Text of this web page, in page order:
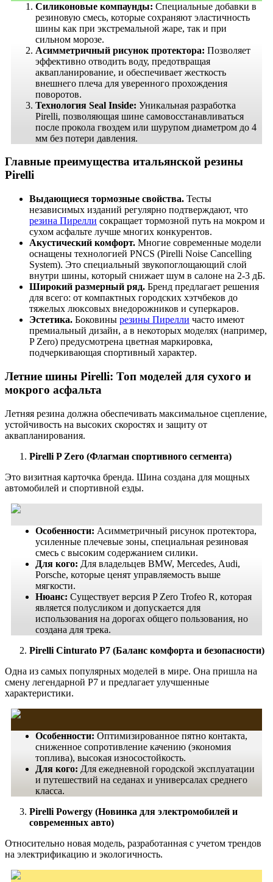
Силиконовые компаунды: Специальные добавки в
резиновую смесь, которые сохраняют эластичность
шины как при экстремальной жаре, так и при
сильном морозе.
Асимметричный рисунок протектора: Позволяет
эффективно отводить воду, предотвращая
аквапланирование, и обеспечивает жесткость
внешнего плеча для уверенного прохождения
поворотов.
Технология Seal Inside: Уникальная разработка
Pirelli, позволяющая шине самовосстанавливаться
после прокола гвоздем или шурупом диаметром до 4
мм без потери давления.
Главные преимущества итальянской резины
Pirelli
Выдающиеся тормозные свойства. Тесты
независимых изданий регулярно подтверждают, что
резина Пирелли сокращает тормозной путь на мокром и
сухом асфальте лучше многих конкурентов.
Акустический комфорт. Многие современные модели
оснащены технологией PNCS (Pirelli Noise Cancelling
System). Это специальный звукопоглощающий слой
внутри шины, который снижает шум в салоне на 2-3 дБ.
Широкий размерный ряд. Бренд предлагает решения
для всего: от компактных городских хэтчбеков до
тяжелых люксовых внедорожников и суперкаров.
Эстетика. Боковины резины Пирелли часто имеют
премиальный дизайн, а в некоторых моделях (например,
P Zero) предусмотрена цветная маркировка,
подчеркивающая спортивный характер.
Летние шины Pirelli: Топ моделей для сухого и
мокрого асфальта
Летняя резина должна обеспечивать максимальное сцепление,
устойчивость на высоких скоростях и защиту от
аквапланирования.
Pirelli P Zero (Флагман спортивного сегмента)
Это визитная карточка бренда. Шина создана для мощных
автомобилей и спортивной езды.
Особенности: Асимметричный рисунок протектора,
усиленные плечевые зоны, специальная резиновая
смесь с высоким содержанием силики.
Для кого: Для владельцев BMW, Mercedes, Audi,
Porsche, которые ценят управляемость выше
мягкости.
Нюанс: Существует версия P Zero Trofeo R, которая
является полусликом и допускается для
использования на дорогах общего пользования, но
создана для трека.
Pirelli Cinturato P7 (Баланс комфорта и безопасности)
Одна из самых популярных моделей в мире. Она пришла на
смену легендарной P7 и предлагает улучшенные
характеристики.
Особенности: Оптимизированное пятно контакта,
сниженное сопротивление качению (экономия
топлива), высокая износостойкость.
Для кого: Для ежедневной городской эксплуатации
и путешествий на седанах и универсалах среднего
класса.
Pirelli Powergy (Новинка для электромобилей и
современных авто)
Относительно новая модель, разработанная с учетом трендов
на электрификацию и экологичность.